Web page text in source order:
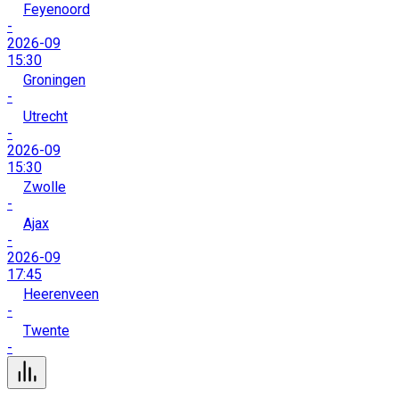
Feyenoord
-
2026-09
15:30
Groningen
-
Utrecht
-
2026-09
15:30
Zwolle
-
Ajax
-
2026-09
17:45
Heerenveen
-
Twente
-